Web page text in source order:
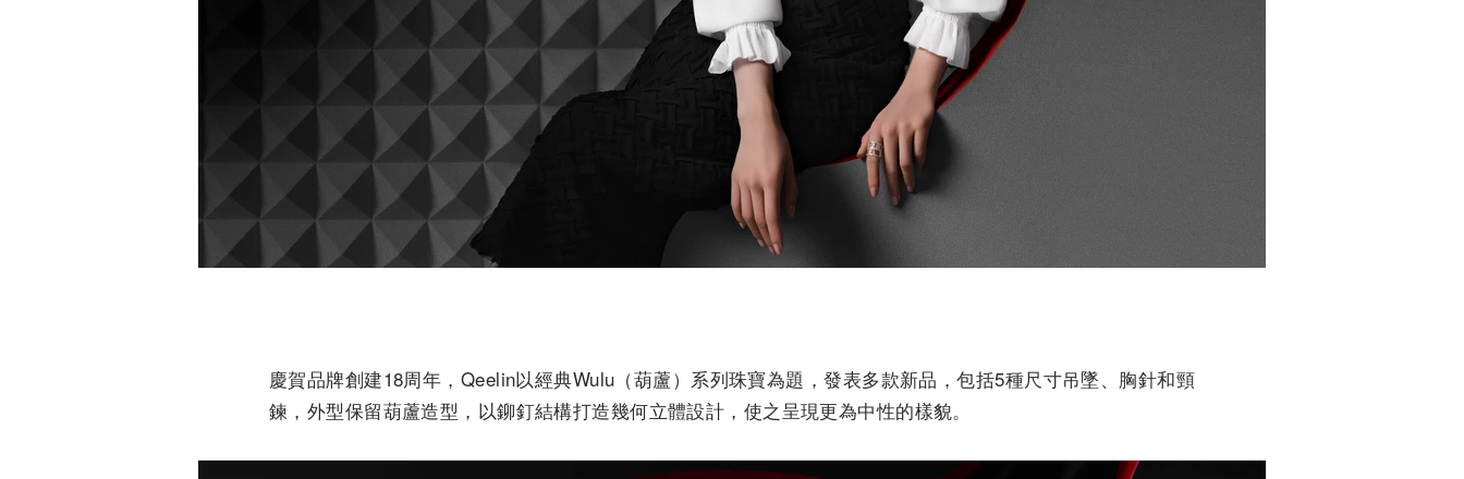
慶賀品牌創建18周年，Qeelin以經典Wulu（葫蘆）系列珠寶為題，發表多款新品，包括5種尺寸吊墜、胸針和頸
鍊，外型保留葫蘆造型，以鉚釘結構打造幾何立體設計，使之呈現更為中性的樣貌。